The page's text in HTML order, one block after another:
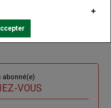
de Touraine
abonné(e)
VOUS